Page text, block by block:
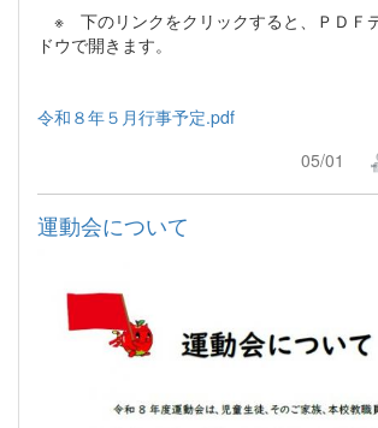
※ 下のリンクをクリックすると、ＰＤＦ
ドウで開きます。
令和８年５月行事予定.pdf
05/01
運動会について